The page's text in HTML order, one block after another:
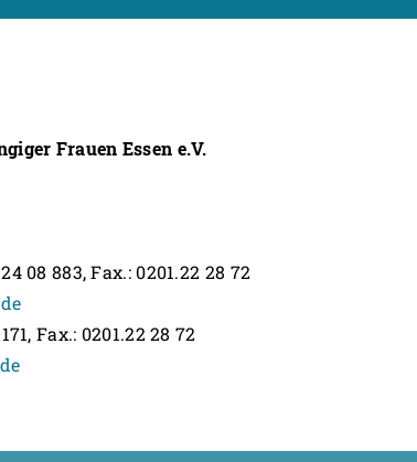
Frauen Essen e.V.
08 883, Fax.: 0201.22 28 72
Fax.: 0201.22 28 72